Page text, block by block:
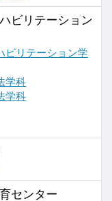
ビリテーション
ビリテーション学
学科
学科
センター